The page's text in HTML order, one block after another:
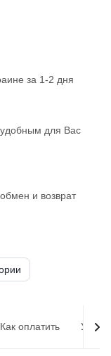
за 1-2 дня
для Вас
и возврат
Как оплатить